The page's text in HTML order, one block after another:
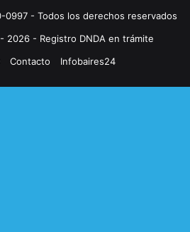
0997 - Todos los derechos reservados
2026 - Registro DNDA en trámite
Contacto Infobaires24